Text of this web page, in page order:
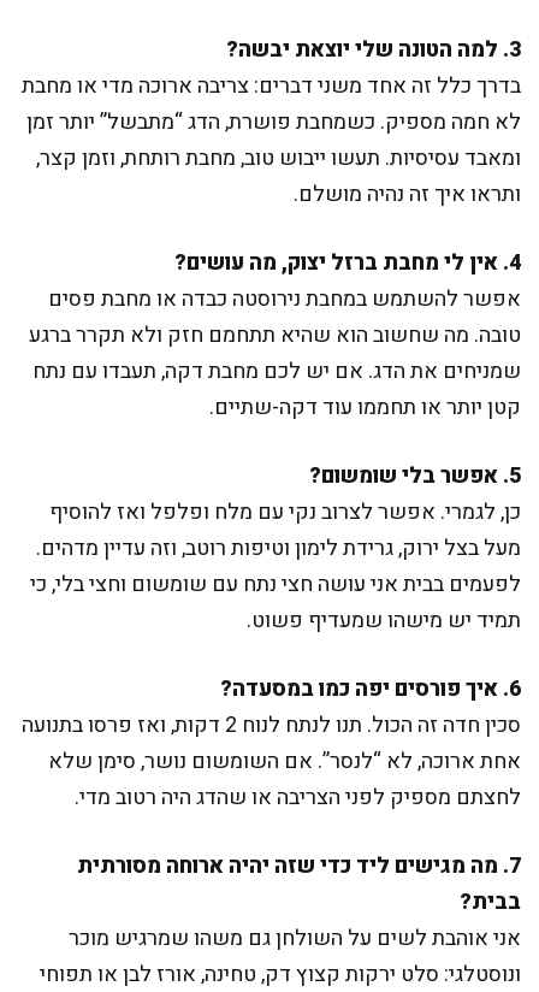
3. למה הטונה שלי יוצאת יבשה?
בדרך כלל זה אחד משני דברים: צריבה ארוכה מדי או מחבת
לא חמה מספיק. כשמחבת פושרת, הדג “מתבשל” יותר זמן
ומאבד עסיסיות. תעשו ייבוש טוב, מחבת רותחת, וזמן קצר,
ותראו איך זה נהיה מושלם.
4. אין לי מחבת ברזל יצוק, מה עושים?
אפשר להשתמש במחבת נירוסטה כבדה או מחבת פסים
טובה. מה שחשוב הוא שהיא תתחמם חזק ולא תקרר ברגע
שמניחים את הדג. אם יש לכם מחבת דקה, תעבדו עם נתח
קטן יותר או תחממו עוד דקה-שתיים.
5. אפשר בלי שומשום?
כן, לגמרי. אפשר לצרוב נקי עם מלח ופלפל ואז להוסיף
מעל בצל ירוק, גרידת לימון וטיפות רוטב, וזה עדיין מדהים.
לפעמים בבית אני עושה חצי נתח עם שומשום וחצי בלי, כי
תמיד יש מישהו שמעדיף פשוט.
6. איך פורסים יפה כמו במסעדה?
סכין חדה זה הכול. תנו לנתח לנוח 2 דקות, ואז פרסו בתנועה
אחת ארוכה, לא “לנסר”. אם השומשום נושר, סימן שלא
לחצתם מספיק לפני הצריבה או שהדג היה רטוב מדי.
7. מה מגישים ליד כדי שזה יהיה ארוחה מסורתית
בבית?
אני אוהבת לשים על השולחן גם משהו שמרגיש מוכר
ונוסטלגי: סלט ירקות קצוץ דק, טחינה, אורז לבן או תפוחי